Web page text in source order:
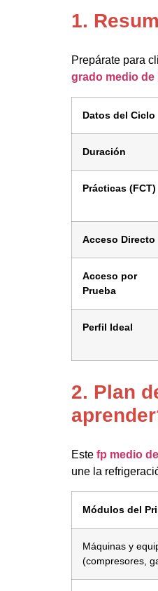
1.
Prepárate para
grado medio
Datos del Ciclo
Duración
Prácticas (FCT)
Acceso Directo
Acceso por
Prueba
Perfil Ideal
2. Plan
Este fp medio
une la
Módulos del
Máquinas y
(compresores,